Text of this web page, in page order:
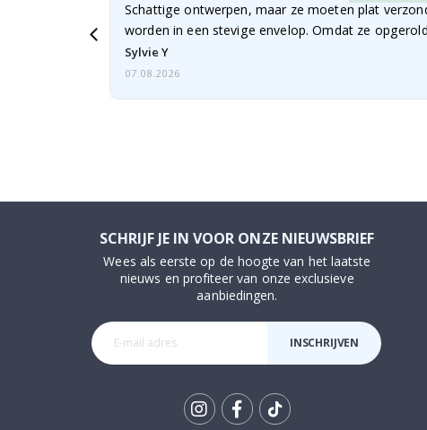
Schattige ontwerpen, maar ze moeten plat
worden in een stevige envelop. Omdat ze
beetje…
Sylvie Y
07.08.2026
SCHRIJF JE IN VOOR ONZE NIEUWSBRIEF
Wees als eerste op de hoogte van het laatste
nieuws en profiteer van onze exclusieve
aanbiedingen.
INSCHRIJVEN